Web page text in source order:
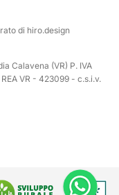
di hiro.design
Calavena (VR) P. IVA
VR - 423099 - c.s.i.v.